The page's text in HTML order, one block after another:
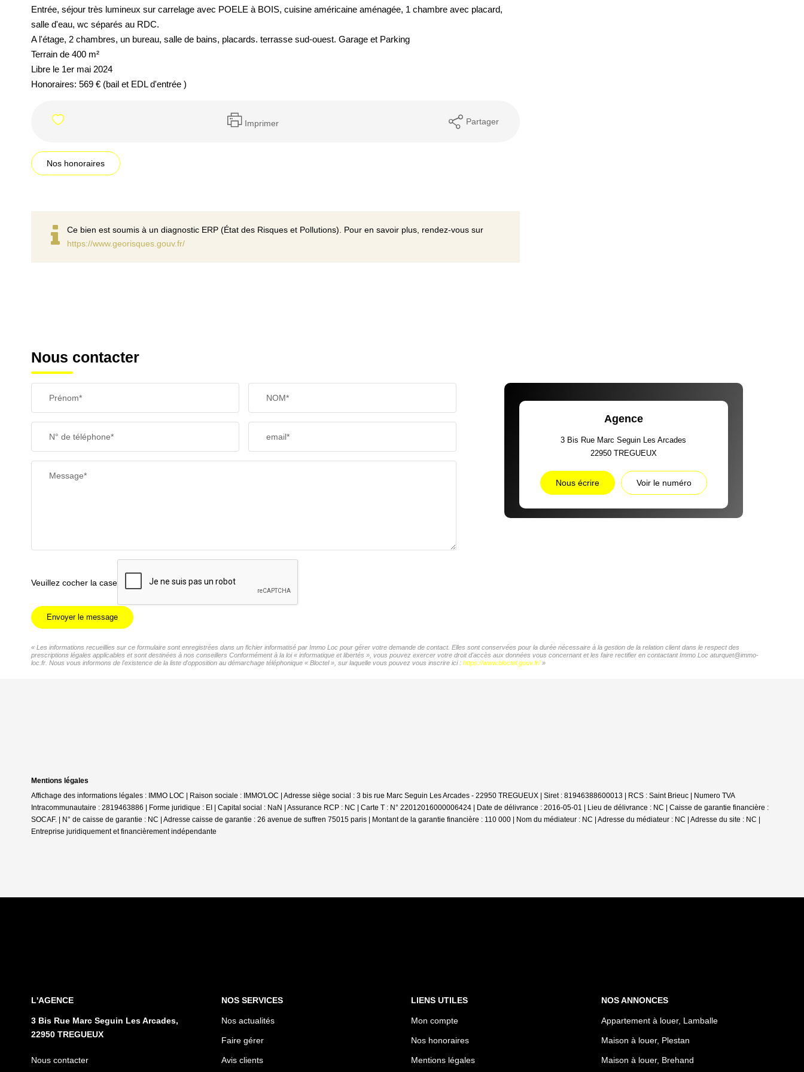
Entrée, séjour très lumineux sur carrelage avec POELE à BOIS, cuisine américaine aménagée, 1 chambre avec placard,
salle d'eau, wc séparés au RDC.
A l'étage, 2 chambres, un bureau, salle de bains, placards. terrasse sud-ouest. Garage et Parking
Terrain de 400 m²
Libre le 1er mai 2024
Honoraires: 569 € (bail et EDL d'entrée )
Imprimer Partager
Nos honoraires
Ce bien est soumis à un diagnostic ERP (État des Risques et Pollutions). Pour en savoir plus, rendez-vous sur
https://www.georisques.gouv.fr/
Nous contacter
Prénom* NOM*
N° de téléphone* email*
Message*
Veuillez cocher la case
Envoyer le message
Agence
3 Bis Rue Marc Seguin Les Arcades
22950 TREGUEUX
Nous écrire Voir le numéro
« Les informations recueillies sur ce formulaire sont enregistrées dans un fichier informatisé par Immo Loc pour gérer votre demande de contact. Elles sont conservées pour la durée nécessaire à la gestion de la relation client dans le respect des
prescriptions légales applicables et sont destinées à nos conseillers Conformément à la loi « informatique et libertés », vous pouvez exercer votre droit d'accès aux données vous concernant et les faire rectifier en contactant Immo Loc aturquet@immo-
loc.fr. Nous vous informons de l'existence de la liste d'opposition au démarchage téléphonique « Bloctel », sur laquelle vous pouvez vous inscrire ici : https://www.bloctel.gouv.fr/»
Mentions légales
Affichage des informations légales : IMMO LOC | Raison sociale : IMMO'LOC | Adresse siège social : 3 bis rue Marc Seguin Les Arcades - 22950 TREGUEUX | Siret : 81946388600013 | RCS : Saint Brieuc | Numero TVA
Intracommunautaire : 2819463886 | Forme juridique : EI | Capital social : NaN | Assurance RCP : NC | Carte T : N° 22012016000006424 | Date de délivrance : 2016-05-01 | Lieu de délivrance : NC | Caisse de garantie financière :
SOCAF. | N° de caisse de garantie : NC | Adresse caisse de garantie : 26 avenue de suffren 75015 paris | Montant de la garantie financière : 110 000 | Nom du médiateur : NC | Adresse du médiateur : NC | Adresse du site : NC |
Entreprise juridiquement et financièrement indépendante
L'AGENCE
3 Bis Rue Marc Seguin Les Arcades,
22950 TREGUEUX
Nous contacter
NOS SERVICES
Nos actualités
Faire gérer
Avis clients
LIENS UTILES
Mon compte
Nos honoraires
Mentions légales
NOS ANNONCES
Appartement à louer, Lamballe
Maison à louer, Plestan
Maison à louer, Brehand